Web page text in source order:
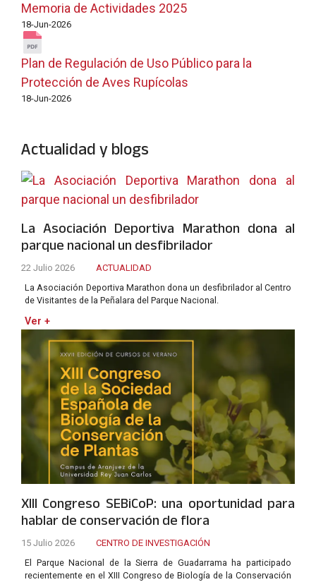
Memoria de Actividades 2025
18-Jun-2026
Plan de Regulación de Uso Público para la
Protección de Aves Rupícolas
18-Jun-2026
Actualidad y blogs
La Asociación Deportiva Marathon dona al
parque nacional un desfibrilador
22 Julio 2026
ACTUALIDAD
La Asociación Deportiva Marathon dona un desfibrilador al Centro
de Visitantes de la Peñalara del Parque Nacional.
Ver +
XIII Congreso SEBiCoP: una oportunidad para
hablar de conservación de flora
15 Julio 2026
CENTRO DE INVESTIGACIÓN
El Parque Nacional de la Sierra de Guadarrama ha participado
recientemente en el XIII Congreso de Biología de la Conservación